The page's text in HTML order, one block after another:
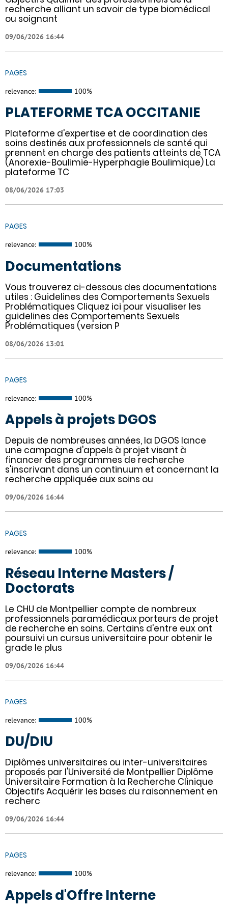
recherche alliant un savoir de type biomédical
ou soignant
09/06/2026 16:44
PAGES
relevance: 100%
PLATEFORME TCA OCCITANIE
Plateforme d'expertise et de coordination des
soins destinés aux professionnels de santé qui
prennent en charge des patients atteints de TCA
(Anorexie-Boulimie-Hyperphagie Boulimique) La
plateforme TC
08/06/2026 17:03
PAGES
relevance: 100%
Documentations
Vous trouverez ci-dessous des documentations
utiles : Guidelines des Comportements Sexuels
Problématiques Cliquez ici pour visualiser les
guidelines des Comportements Sexuels
Problématiques (version P
08/06/2026 13:01
PAGES
relevance: 100%
Appels à projets DGOS
Depuis de nombreuses années, la DGOS lance
une campagne d'appels à projet visant à
financer des programmes de recherche
s'inscrivant dans un continuum et concernant la
recherche appliquée aux soins ou
09/06/2026 16:44
PAGES
relevance: 100%
Réseau Interne Masters /
Doctorats
Le CHU de Montpellier compte de nombreux
professionnels paramédicaux porteurs de projet
de recherche en soins. Certains d'entre eux ont
poursuivi un cursus universitaire pour obtenir le
grade le plus
09/06/2026 16:44
PAGES
relevance: 100%
DU/DIU
Diplômes universitaires ou inter-universitaires
proposés par l'Université de Montpellier Diplôme
Universitaire Formation à la Recherche Clinique
Objectifs Acquérir les bases du raisonnement en
recherc
09/06/2026 16:44
PAGES
relevance: 100%
Appels d'Offre Interne